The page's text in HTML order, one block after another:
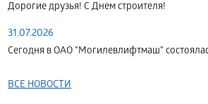
Дорогие друзья! С Днем строителя!
31.07.2026
Сегодня в ОАО "Могилевлифтмаш"
ВСЕ НОВОСТИ